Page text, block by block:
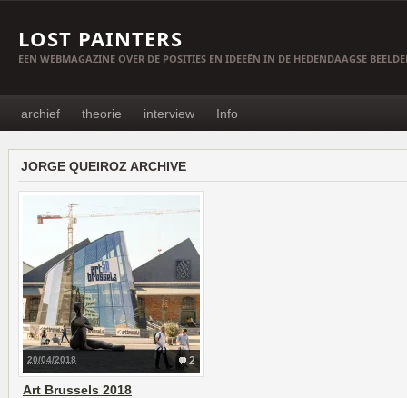
LOST PAINTERS
EEN WEBMAGAZINE OVER DE POSITIES EN IDEEËN IN DE HEDENDAAGSE
archief theorie interview Info
JORGE QUEIROZ ARCHIVE
2
20/04/2018
Art Brussels 2018